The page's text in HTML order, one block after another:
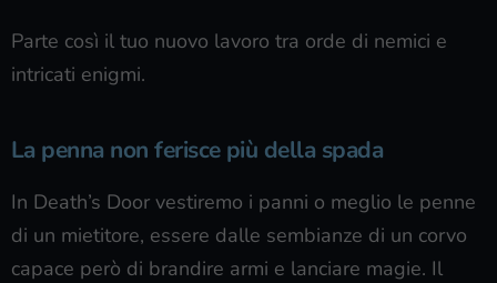
Parte così il tuo nuovo lavoro tra orde di nemici e
intricati enigmi.
La penna non ferisce più della spada
In Death’s Door vestiremo i panni o meglio le penne
di un mietitore, essere dalle sembianze di un corvo
capace però di brandire armi e lanciare magie. Il